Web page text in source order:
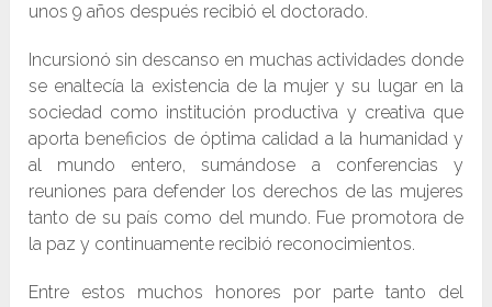
unos 9 años después recibió el doctorado.
Incursionó sin descanso en muchas actividades donde
se enaltecía la existencia de la mujer y su lugar en la
sociedad como institución productiva y creativa que
aporta beneficios de óptima calidad a la humanidad y
al mundo entero, sumándose a conferencias y
reuniones para defender los derechos de las mujeres
tanto de su país como del mundo. Fue promotora de
la paz y continuamente recibió reconocimientos.
Entre estos muchos honores por parte tanto del